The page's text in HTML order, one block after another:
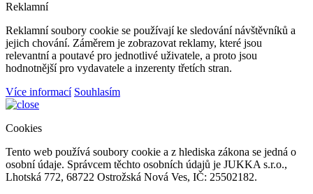
Reklamní
Reklamní soubory cookie se používají ke sledování návštěvníků a
jejich chování. Záměrem je zobrazovat reklamy, které jsou
relevantní a poutavé pro jednotlivé uživatele, a proto jsou
hodnotnější pro vydavatele a inzerenty třetích stran.
Více informací Souhlasím
Cookies
Tento web používá soubory cookie a z hlediska zákona se jedná o
osobní údaje. Správcem těchto osobních údajů je JUKKA s.r.o.,
Lhotská 772, 68722 Ostrožská Nová Ves, IČ: 25502182.